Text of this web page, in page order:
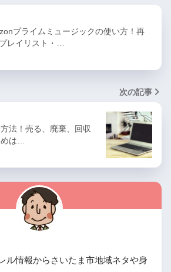
プライムミュージックの使い方！再
レイリスト・…
次の記事
法！売る、廃棄、回収
は…
ル情報からさいたま市地域ネタや身